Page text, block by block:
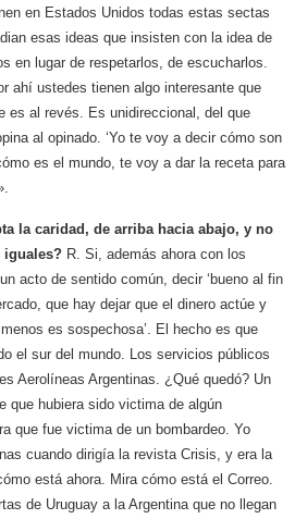
en Estados Unidos todas estas sectas
esas ideas que insisten con la idea de
en lugar de respetarlos, de escucharlos.
ahí ustedes tienen algo interesante que
es al revés. Es unidireccional, del que
al opinado. ‘Yo te voy a decir cómo son
es el mundo, te voy a dar la receta para
la caridad, de arriba hacia abajo, y no
iguales? R. Si, además ahora con los
acto de sentido común, decir ‘bueno al fin
que hay dejar que el dinero actúe y
es sospechosa’. El hecho es que
el sur del mundo. Los servicios públicos
Aerolíneas Argentinas. ¿Qué quedó? Un
que hubiera sido victima de algún
que fue victima de un bombardeo. Yo
cuando dirigía la revista Crisis, y era la
está ahora. Mira cómo está el Correo.
de Uruguay a la Argentina que no llegan